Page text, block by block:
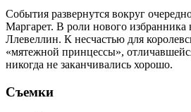
События развернутся вокруг
Маргарет. В роли нового избранника
Ллевеллин. К несчастью для
«мятежной принцессы»,
никогда не заканчивались хорошо.
Съемки